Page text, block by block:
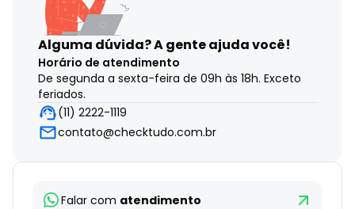
Alguma dúvida?A gente ajuda você!
Horário de atendimento
De segunda a sexta-feira de 09h às 18h. Exceto
feriados.
(11) 2222-1119
contato@checktudo.com.br
Falar com atendimento